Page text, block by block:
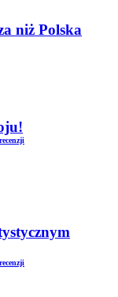
niż Polska